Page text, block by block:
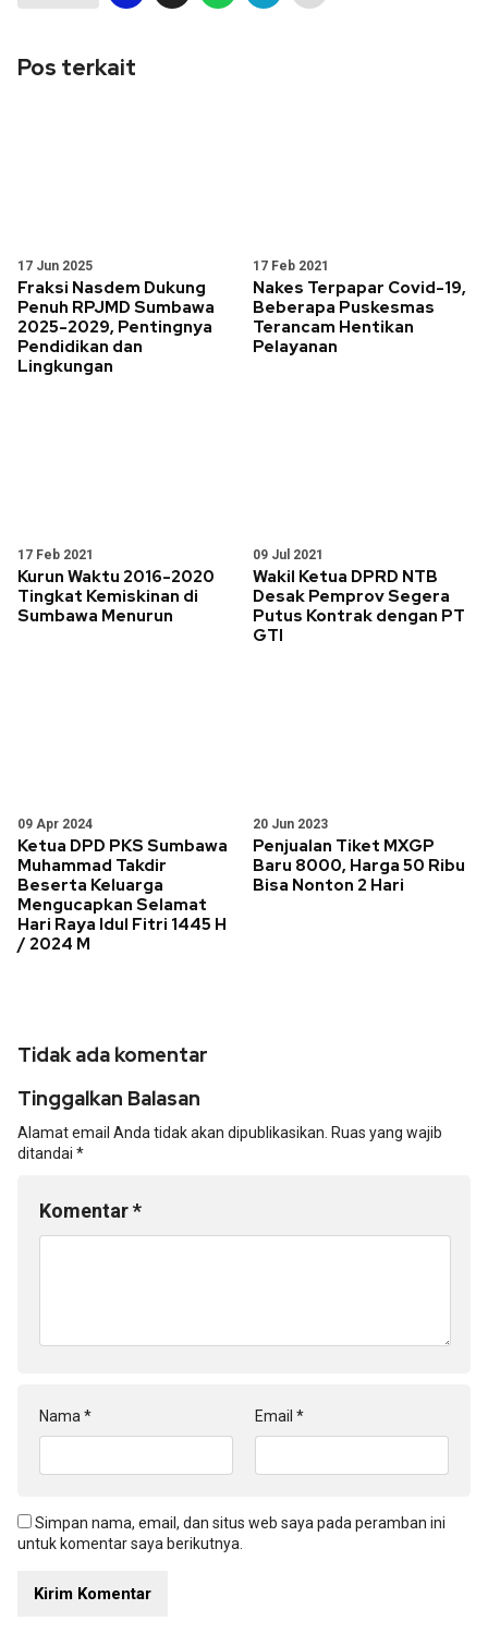
Pos terkait
17 Jun 2025
Fraksi Nasdem Dukung
Penuh RPJMD Sumbawa
2025-2029, Pentingnya
Pendidikan dan
Lingkungan
17 Feb 2021
Nakes Terpapar Covid-19,
Beberapa Puskesmas
Terancam Hentikan
Pelayanan
17 Feb 2021
Kurun Waktu 2016-2020
Tingkat Kemiskinan di
Sumbawa Menurun
09 Jul 2021
Wakil Ketua DPRD NTB
Desak Pemprov Segera
Putus Kontrak dengan PT
GTI
09 Apr 2024
Ketua DPD PKS Sumbawa
Muhammad Takdir
Beserta Keluarga
Mengucapkan Selamat
Hari Raya Idul Fitri 1445 H
/ 2024 M
20 Jun 2023
Penjualan Tiket MXGP
Baru 8000, Harga 50 Ribu
Bisa Nonton 2 Hari
Tidak ada komentar
Tinggalkan Balasan
Alamat email Anda tidak akan dipublikasikan. Ruas yang wajib
ditandai *
Komentar*
Nama * Email *
Simpan nama, email, dan situs web saya pada peramban ini
untuk komentar saya berikutnya.